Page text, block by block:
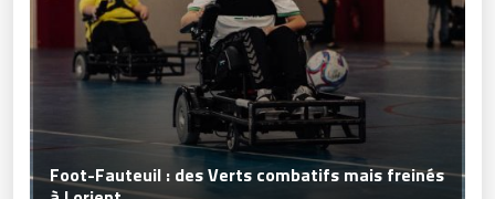
Foot-Fauteuil : des Verts combatifs mais freinés